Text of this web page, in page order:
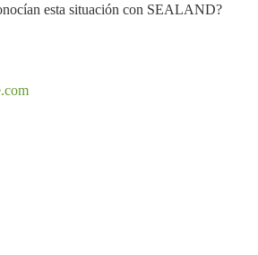
esta situación con SEALAND?